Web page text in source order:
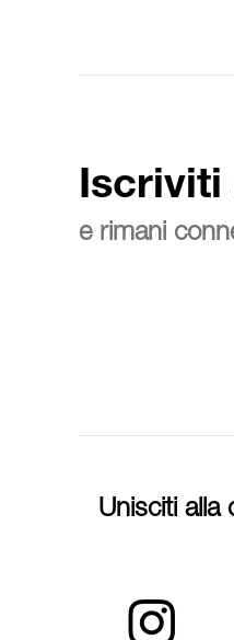
Iscriviti
e rimani
Unisciti alla